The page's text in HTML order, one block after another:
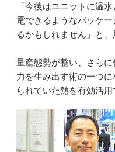
「今後はユニットに温
電できるようなパッケ
るかもしれません」と、
量産態勢が整い、さら
力を生み出す術の一つ
られていた熱を有効活用